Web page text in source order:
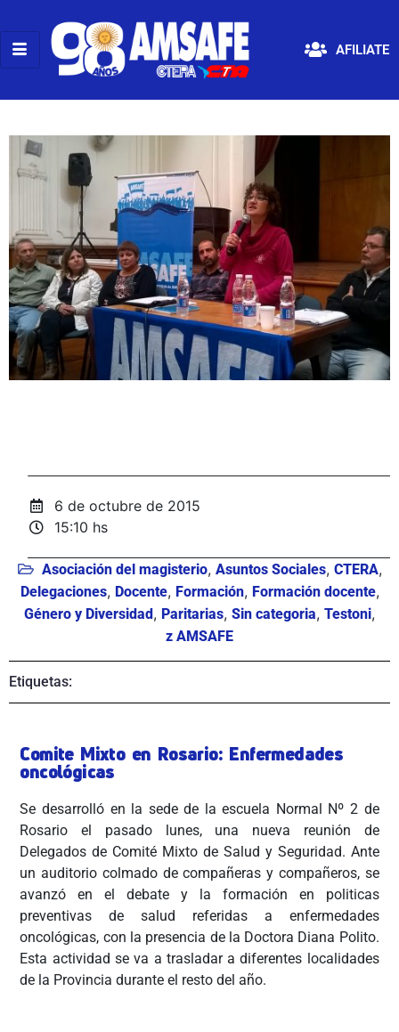
AFILIATE
6 de octubre de 2015
15:10 hs
Asociación del magisterio, Asuntos Sociales, CTERA,
Delegaciones, Docente, Formación, Formación docente,
Género y Diversidad, Paritarias, Sin categoria, Testoni,
z AMSAFE
Etiquetas:
Comite Mixto en Rosario: Enfermedades
oncológicas
Se desarrolló en la sede de la escuela Normal Nº 2 de
Rosario el pasado lunes, una nueva reunión de
Delegados de Comité Mixto de Salud y Seguridad. Ante
un auditorio colmado de compañeras y compañeros, se
avanzó en el debate y la formación en politicas
preventivas de salud referidas a enfermedades
oncológicas, con la presencia de la Doctora Diana Polito.
Esta actividad se va a trasladar a diferentes localidades
de la Provincia durante el resto del año.